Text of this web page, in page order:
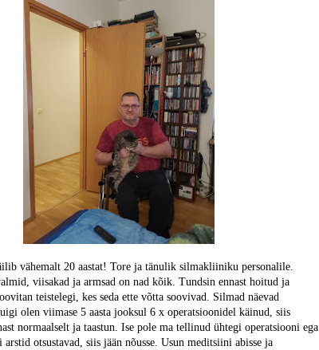
vähemalt 20 aastat! Tore ja tänulik silmakliiniku personalile.
viisakad ja armsad on nad kõik. Tundsin ennast hoitud ja
teistelegi, kes seda ette võtta soovivad. Silmad näevad
olen viimase 5 aasta jooksul 6 x operatsioonidel käinud, siis
normaalselt ja taastun. Ise pole ma tellinud ühtegi operatsiooni ega
arstid otsustavad, siis jään nõusse. Usun meditsiini abisse ja